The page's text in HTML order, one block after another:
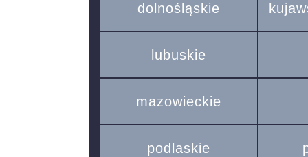
dolnośląskie
lubuskie
mazowieckie
podlaskie